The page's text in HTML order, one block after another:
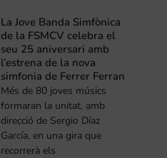
La Jove Banda Simfònica
de la FSMCV celebra el
seu 25 aniversari amb
l’estrena de la nova
simfonia de Ferrer Ferran
Més de 80 joves músics
formaran la unitat, amb
direcció de Sergio Díaz
García, en una gira que
recorrerà els